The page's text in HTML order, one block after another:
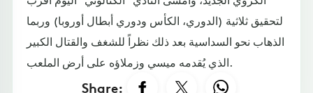
لتحقيق ثلاثية (الدوري، الكأس ودوري أبطال أوروبا) وربما
الذهاب نحو السداسية بعد ذلك نظراً للشغف والقتال الكبير
الذي يُقدمه ميسي وزملاؤه على أرض الملعب.
Share: